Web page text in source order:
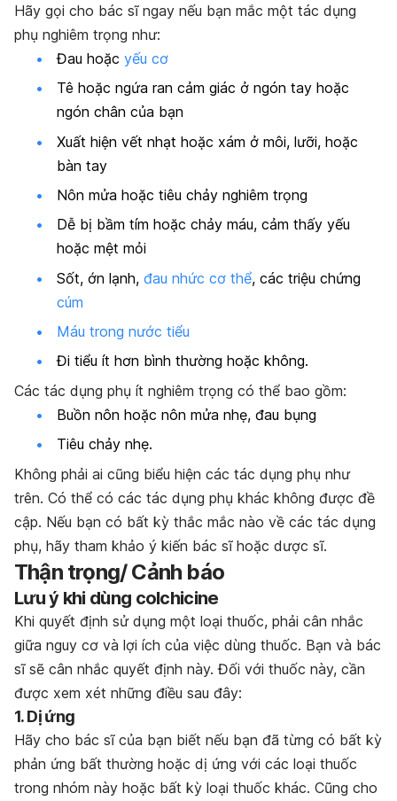
Hãy gọi cho bác sĩ ngay nếu bạn mắc một tác dụng
phụ nghiêm trọng như:
Đau hoặc yếu cơ
Tê hoặc ngứa ran cảm giác ở ngón tay hoặc
ngón chân của bạn
Xuất hiện vết nhạt hoặc xám ở môi, lưỡi, hoặc
bàn tay
Nôn mửa hoặc tiêu chảy nghiêm trọng
Dễ bị bầm tím hoặc chảy máu, cảm thấy yếu
hoặc mệt mỏi
Sốt, ớn lạnh, đau nhức cơ thể, các triệu chứng
cúm
Máu trong nước tiểu
Đi tiểu ít hơn bình thường hoặc không.
Các tác dụng phụ ít nghiêm trọng có thể bao gồm:
Buồn nôn hoặc nôn mửa nhẹ, đau bụng
Tiêu chảy nhẹ.
Không phải ai cũng biểu hiện các tác dụng phụ như
trên. Có thể có các tác dụng phụ khác không được đề
cập. Nếu bạn có bất kỳ thắc mắc nào về các tác dụng
phụ, hãy tham khảo ý kiến bác sĩ hoặc dược sĩ.
Thận trọng/ Cảnh báo
Lưu ý khi dùng colchicine
Khi quyết định sử dụng một loại thuốc, phải cân nhắc
giữa nguy cơ và lợi ích của việc dùng thuốc. Bạn và bác
sĩ sẽ cân nhắc quyết định này. Đối với thuốc này, cần
được xem xét những điều sau đây:
1. Dị ứng
Hãy cho bác sĩ của bạn biết nếu bạn đã từng có bất kỳ
phản ứng bất thường hoặc dị ứng với các loại thuốc
trong nhóm này hoặc bất kỳ loại thuốc khác. Cũng cho